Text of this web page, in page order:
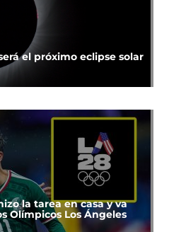
el próximo eclipse solar
la tarea en casa y va
Olímpicos Los Ángeles